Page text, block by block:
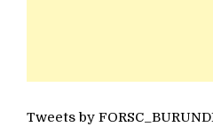
Tweets by